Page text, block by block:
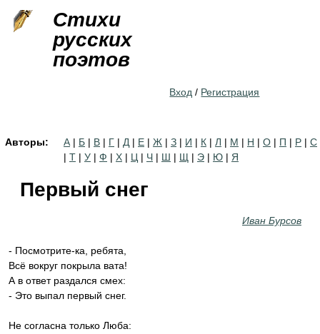
Стихи
русских
поэтов
Вход / Регистрация
Авторы: А | Б | В | Г | Д | Е | Ж | З | И | К | Л | М | Н | О | П | Р | С
| Т | У | Ф | Х | Ц | Ч | Ш | Щ | Э | Ю | Я
Первый снег
Иван Бурсов
- Посмотрите-ка, ребята,
Всё вокруг покрыла вата!
А в ответ раздался смех:
- Это выпал первый снег.
Не согласна только Люба: